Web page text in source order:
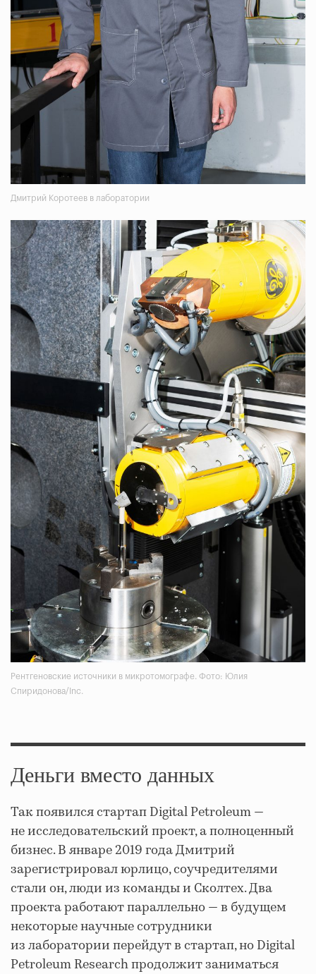
Рентгеновские источники в микротомографе. Фото: Юлия
Спиридонова/Inc.
Дмитрий Коротеев в лаборатории
Деньги вместо данных
Так появился стартап Digital Petroleum —
не исследовательский проект, а полноценный
бизнес. В январе 2019 года Дмитрий
зарегистрировал юрлицо, соучредителями
стали он, люди из команды и Сколтех. Два
проекта работают параллельно — в будущем
некоторые научные сотрудники
из лаборатории перейдут в стартап, но Digital
Petroleum Research продолжит заниматься